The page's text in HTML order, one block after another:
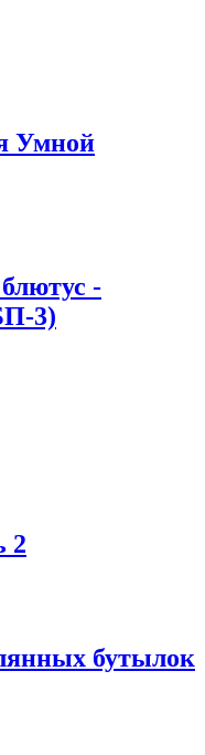
Умной
-
3)
2
бутылок